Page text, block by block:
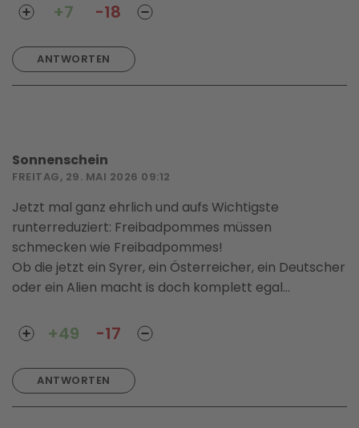
ANTWORTEN
+7 -18
Sonnenschein
FREITAG, 29. MAI 2026 09:12
Jetzt mal ganz ehrlich und aufs Wichtigste
runterreduziert: Freibadpommes müssen
schmecken wie Freibadpommes!
Ob die jetzt ein Syrer, ein Österreicher, ein Deutscher
oder ein Alien macht is doch komplett egal...
ANTWORTEN
+49 -17